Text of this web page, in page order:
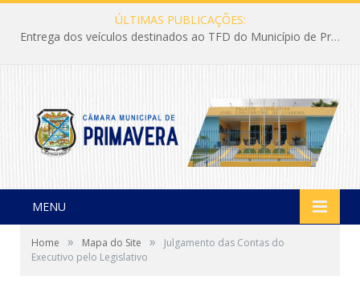
ÚLTIMAS PUBLICAÇÕES:
Entrega dos veículos destinados ao TFD do Município de Primavera
MENU
Home » Mapa do Site »
Julgamento das Contas do
Executivo pelo Legislativo